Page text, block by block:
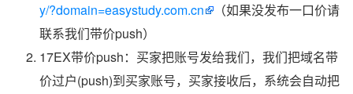
y/?domain=easystudy.com.cn
（如果没发布一口价请
联系我们带价push）
17EX带价push：买家把账号发给我们，我们把域名带
价过户(push)到买家账号，买家接收后，系统会自动把